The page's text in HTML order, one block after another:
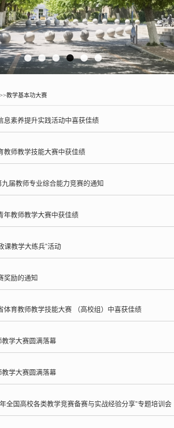
>>教学基本功大赛
息素养提升实践活动中喜获佳绩
教师教学技能大赛中获佳绩
届教师专业综合能力竞赛的通知
年教师教学大赛中获佳绩
课教学大练兵”活动
奖励的通知
体育教师教学技能大赛 （高校组）中喜获佳绩
学大赛圆满落幕
学大赛圆满落幕
全国高校各类教学竞赛备赛与实战经验分享”专题培训会